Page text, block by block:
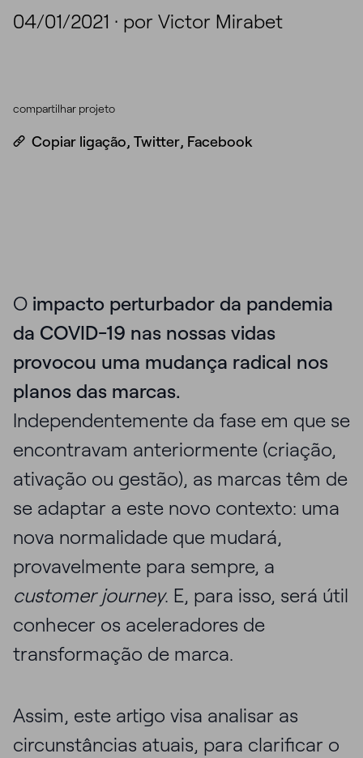
04/01/2021 · por Victor Mirabet
compartilhar projeto
Copiar ligação, Twitter, Facebook
O impacto perturbador da pandemia
da COVID-19 nas nossas vidas
provocou uma mudança radical nos
planos das marcas.
Independentemente da fase em que se
encontravam anteriormente (criação,
ativação ou gestão), as marcas têm de
se adaptar a este novo contexto: uma
nova normalidade que mudará,
provavelmente para sempre, a
customer journey. E, para isso, será útil
conhecer os aceleradores de
transformação de marca.
Assim, este artigo visa analisar as
circunstâncias atuais, para clarificar o